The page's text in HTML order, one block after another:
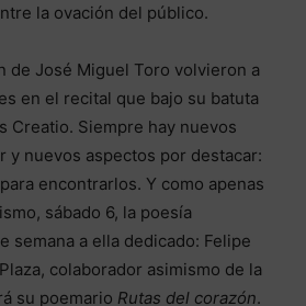
la ovación del público.
de José Miguel Toro volvieron a
en el recital que bajo su batuta
Creatio. Siempre hay nuevos
y nuevos aspectos por destacar:
encontrarlos. Y como apenas
sábado 6, la poesía
semana a ella dedicado: Felipe
colaborador asimismo de la
su poemario Rutas del corazón.